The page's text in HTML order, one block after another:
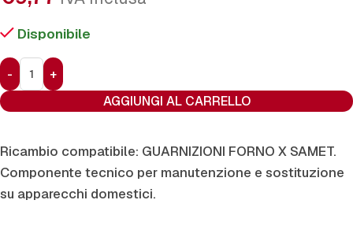
Disponibile
AGGIUNGI AL CARRELLO
Ricambio compatibile: GUARNIZIONI FORNO X SAMET.
Componente tecnico per manutenzione e sostituzione
su apparecchi domestici.